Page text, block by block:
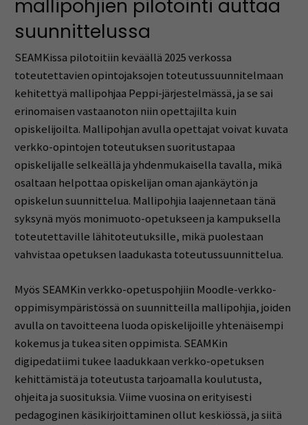
mallipohjien pilotointi auttaa
suunnittelussa
SEAMKissa pilotoitiin keväällä 2025 verkossa
toteutettavien opintojaksojen toteutussuunnitelmaan
kehitettyä mallipohjaa Peppi-järjestelmässä, ja se sai
erinomaisen vastaanoton niin opettajilta kuin
opiskelijoilta. Mallipohjan avulla opettajat voivat kuvata
verkko-opintojen toteutuksen suoritustapaa
opiskelijalle selkeällä ja yhdenmukaisella tavalla, mikä
osaltaan helpottaa opiskelijan oman ajankäytön ja
opiskelun suunnittelua. Mallipohjia laajennetaan tänä
syksynä myös monimuoto-opetukseen ja kampuksella
toteutettaville lähitoteutuksille, mikä puolestaan
vahvistaa opetuksen laadukasta toteutussuunnittelua.
Myös SEAMKin verkko-opetuspohjiin Moodle-verkko-
oppimisympäristössä on suunnitteilla mallipohjia, joiden
avulla on tavoitteena luoda opiskelijoille yhtenäisempi
kokemus ja tukea siten oppimista. SEAMKin
digipedatiimi tukee laadukkaan verkko-opetuksen
kehittämistä ja toteutusta tarjoamalla koulutusta,
ohjeita ja suosituksia. Viime vuosina on erityisesti
pedagoginen käsikirjoittaminen ollut keskiössä, ja siitä